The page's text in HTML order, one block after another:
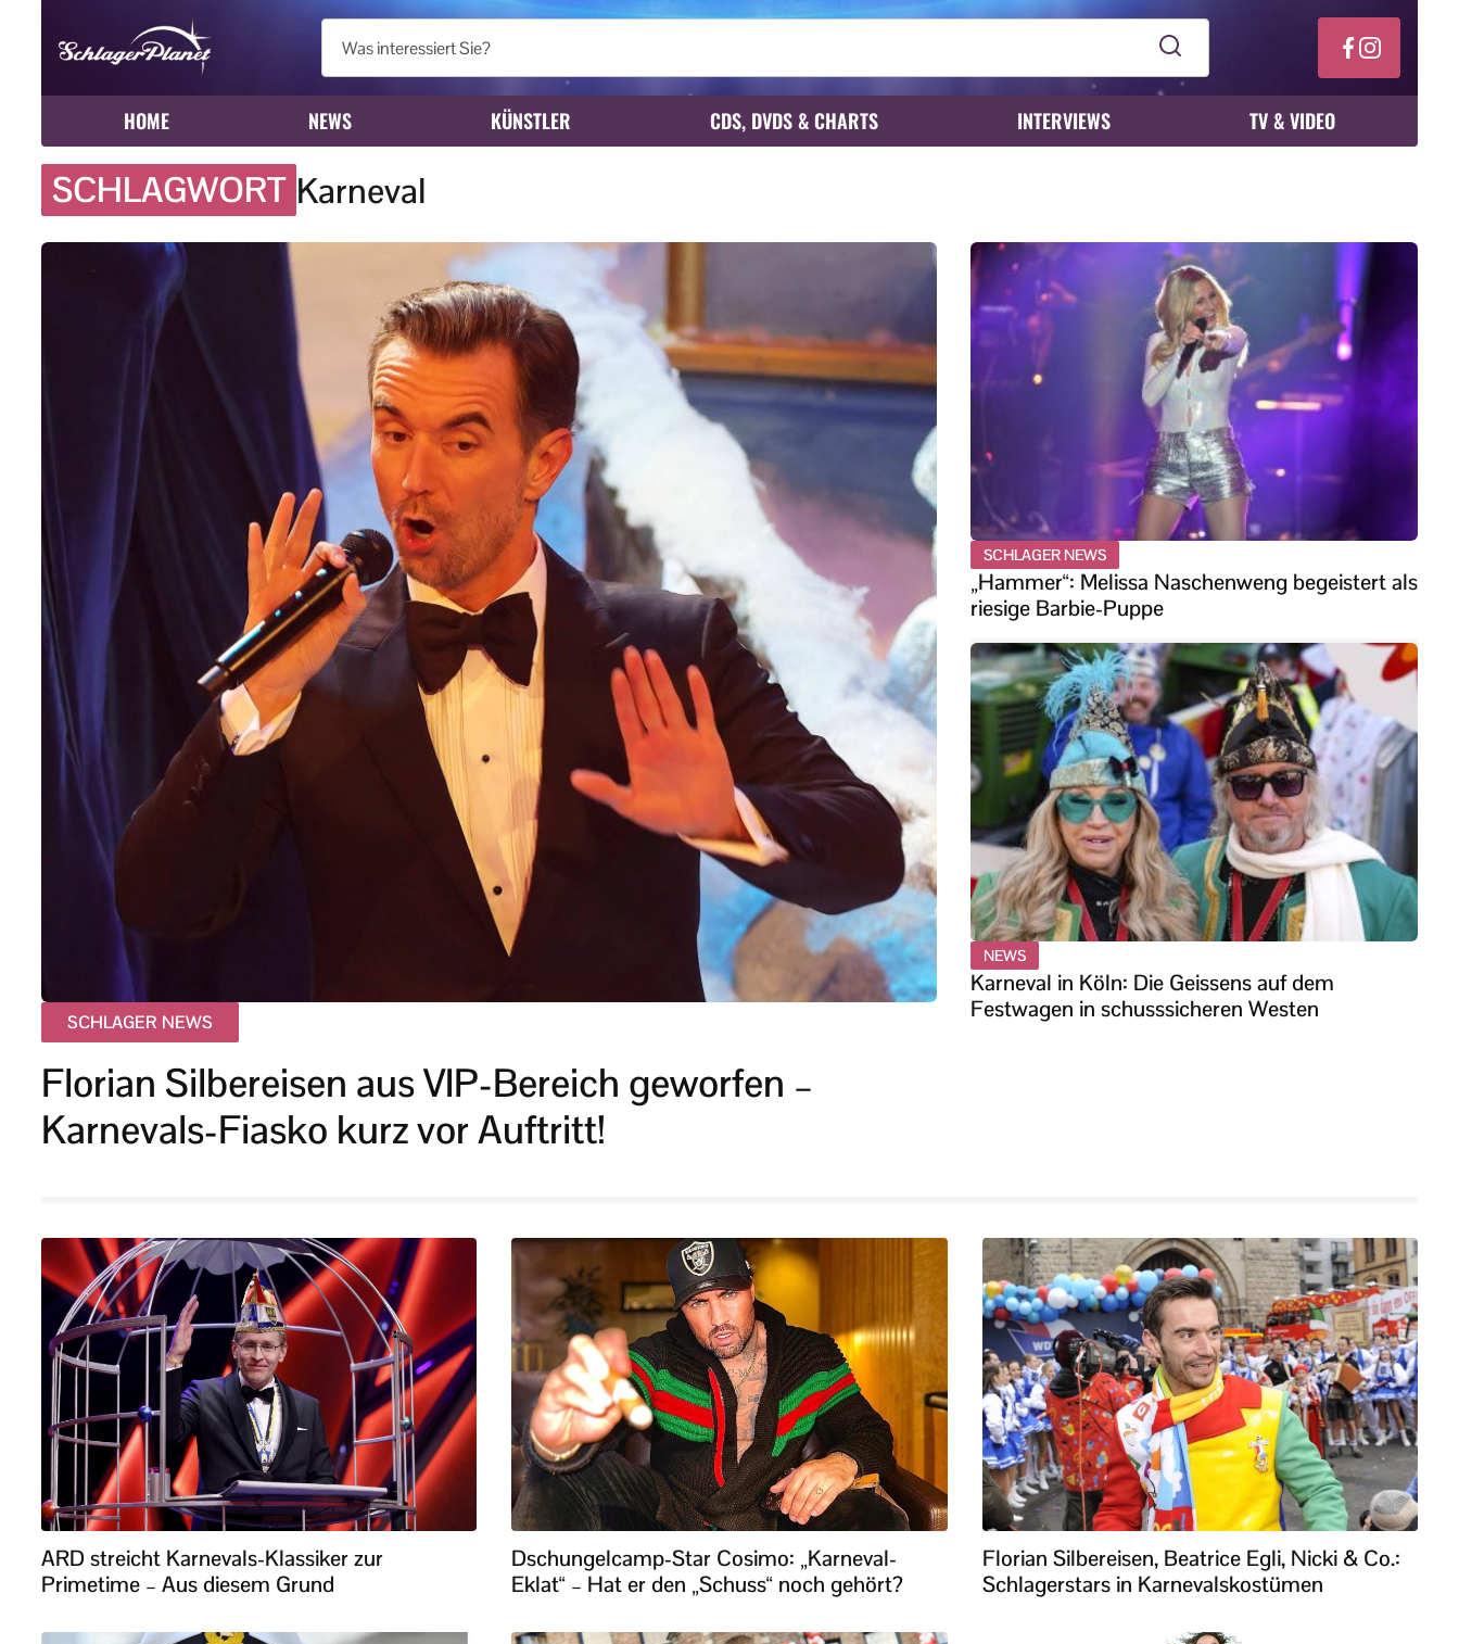
HOME NEWS KÜNSTLER CDS, DVDS & CHARTS INTERVIEWS TV & VIDEO
SCHLAGWORT Karneval
SCHLAGER NEWS
Florian Silbereisen aus VIP-Bereich geworfen –
Karnevals-Fiasko kurz vor Auftritt!
SCHLAGER NEWS
„Hammer“: Melissa Naschenweng begeistert als
riesige Barbie-Puppe
NEWS
Karneval in Köln: Die Geissens auf dem
Festwagen in schusssicheren Westen
ARD streicht Karnevals-Klassiker zur
Primetime – Aus diesem Grund
Dschungelcamp-Star Cosimo: „Karneval-
Eklat“ – Hat er den „Schuss“ noch gehört?
Florian Silbereisen, Beatrice Egli, Nicki & Co.:
Schlagerstars in Karnevalskostümen